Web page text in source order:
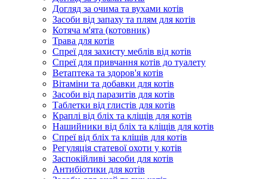
Догляд за очима та вухами котів
Засоби від запаху та плям для котів
Котяча м'ята (котовник)
Трава для котів
Спреї для захисту меблів від котів
Спреї для привчання котів до туалету
Ветаптека та здоров'я котів
Вітаміни та добавки для котів
Засоби від паразитів для котів
Таблетки від глистів для котів
Краплі від бліх та кліщів для котів
Нашийники від бліх та кліщів для котів
Спреї від бліх та кліщів для котів
Регуляція статевої охоти у котів
Заспокійливі засоби для котів
Антибіотики для котів